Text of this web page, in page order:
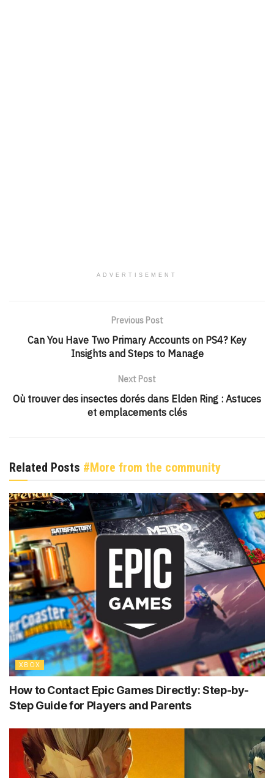
ADVERTISEMENT
Previous Post
Can You Have Two Primary Accounts on PS4? Key
Insights and Steps to Manage
Next Post
Où trouver des insectes dorés dans Elden Ring : Astuces
et emplacements clés
Related Posts #More from the community
XBOX
How to Contact Epic Games Directly: Step-by-
Step Guide for Players and Parents